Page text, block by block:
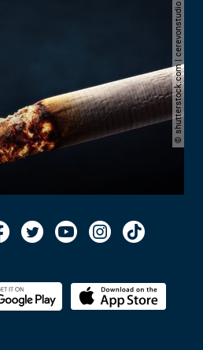
© shutterstock.com | cerevonstudio